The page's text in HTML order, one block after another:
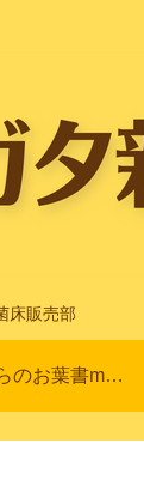
床販売部
お客様からのお葉書m(_ _)m